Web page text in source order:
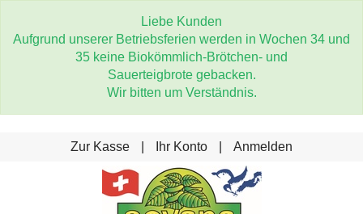
Liebe Kunden
Aufgrund unserer Betriebsferien werden in Wochen 34 und
35 keine Biokömmlich-Brötchen- und
Sauerteigbrote gebacken.
Wir bitten um Verständnis.
Zur Kasse Ihr Konto Anmelden